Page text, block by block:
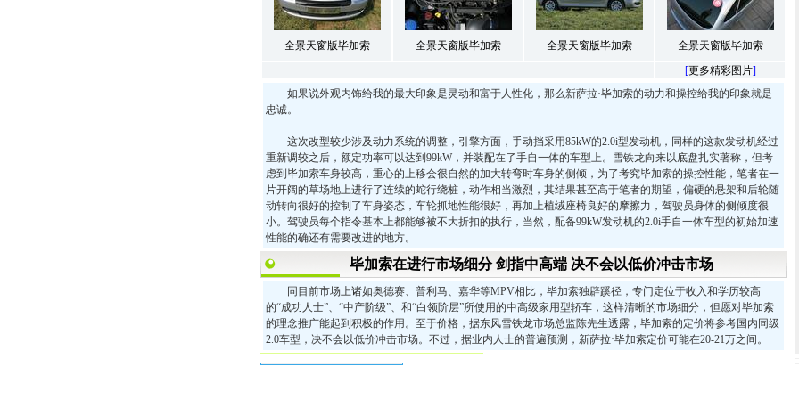
全景天窗版毕加索 全景天窗版毕加索 全景天窗版毕加索
全景天窗版毕加索
[更多精彩图片]
如果说外观内饰给我的最大印象是灵动和富于人性化，那么新萨拉·毕加索的动力和操控给我的印象就是
忠诚。
这次改型较少涉及动力系统的调整，引擎方面，手动挡采用85kW的2.0i型发动机，同样的这款发动机经过
重新调较之后，额定功率可以达到99kW，并装配在了手自一体的车型上。雪铁龙向来以底盘扎实著称，但考
虑到毕加索车身较高，重心的上移会很自然的加大转弯时车身的侧倾，为了考究毕加索的操控性能，笔者在一
片开阔的草场地上进行了连续的蛇行绕桩，动作相当激烈，其结果甚至高于笔者的期望，偏硬的悬架和后轮随
动转向很好的控制了车身姿态，车轮抓地性能很好，再加上植绒座椅良好的摩擦力，驾驶员身体的侧倾度很
小。驾驶员每个指令基本上都能够被不大折扣的执行，当然，配备99kW发动机的2.0i手自一体车型的初始加速
性能的确还有需要改进的地方。
毕加索在进行市场细分 剑指中高端 决不会以低价冲击市场
同目前市场上诸如奥德赛、普利马、嘉华等MPV相比，毕加索独辟蹊径，专门定位于收入和学历较高
的“成功人士”、“中产阶级”、和“白领阶层”所使用的中高级家用型轿车，这样清晰的市场细分，但愿对毕加索
的理念推广能起到积极的作用。至于价格，据东风雪铁龙市场总监陈先生透露，毕加索的定价将参考国内同级
2.0车型，决不会以低价冲击市场。不过，据业内人士的普遍预测，新萨拉·毕加索定价可能在20-21万之间。